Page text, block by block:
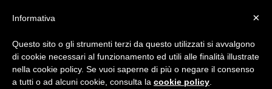
×
Informativa
Questo sito o gli strumenti terzi da questo utilizzati si avvalgono
di cookie necessari al funzionamento ed utili alle finalità illustrate
nella cookie policy. Se vuoi saperne di più o negare il consenso
a tutti o ad alcuni cookie, consulta la cookie policy.